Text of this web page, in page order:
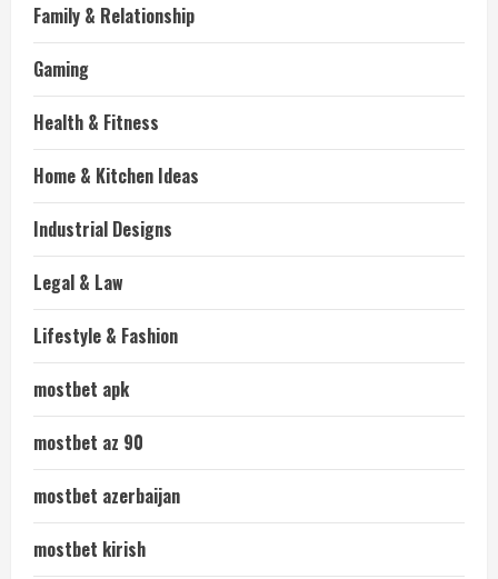
Family & Relationship
Gaming
Health & Fitness
Home & Kitchen Ideas
Industrial Designs
Legal & Law
Lifestyle & Fashion
mostbet apk
mostbet az 90
mostbet azerbaijan
mostbet kirish